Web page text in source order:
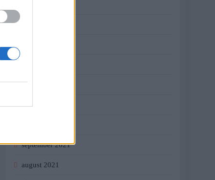
december 2021
november 2021
september 2021
august 2021